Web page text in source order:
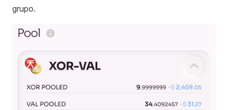
grupo.